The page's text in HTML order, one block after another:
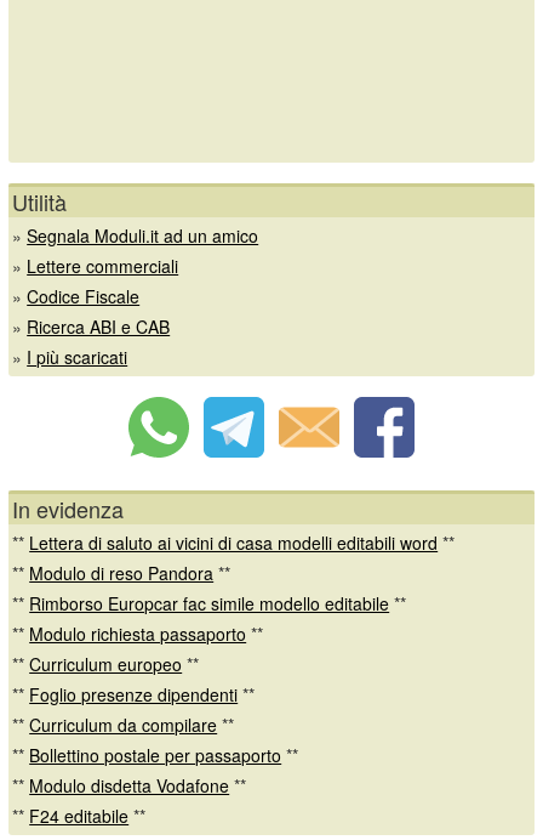
Utilità
»Segnala Moduli.it ad un amico
» Lettere commerciali
»Codice Fiscale
» Ricerca ABI e CAB
» I più scaricati
In evidenza
** Lettera di saluto ai vicini di casa modelli editabili word **
** Modulo di reso Pandora **
** Rimborso Europcar fac simile modello editabile **
** Modulo richiesta passaporto **
**Curriculum europeo **
** Foglio presenze dipendenti **
**Curriculum da compilare **
** Bollettino postale per passaporto **
** Modulo disdetta Vodafone **
** F24 editabile **